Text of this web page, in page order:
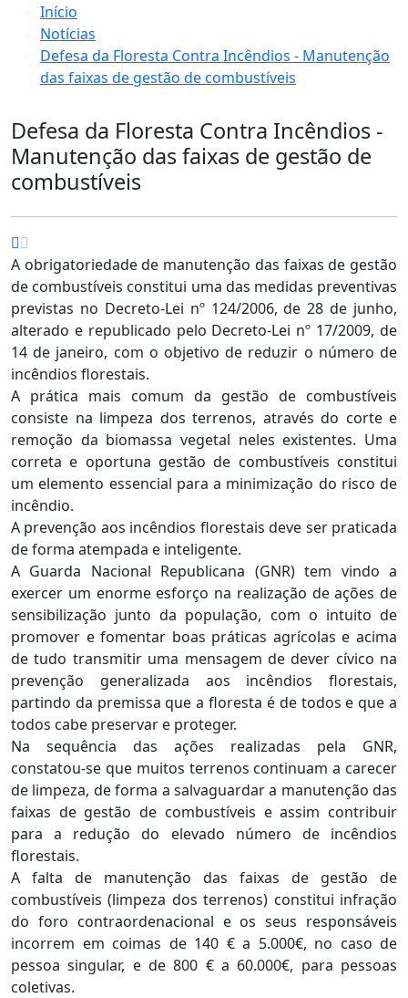
Início
Notícias
Defesa da Floresta Contra Incêndios - Manutenção
das faixas de gestão de combustíveis
Defesa da Floresta Contra Incêndios -
Manutenção das faixas de gestão de
combustíveis
A obrigatoriedade de manutenção das faixas de gestão
de combustíveis constitui uma das medidas preventivas
previstas no Decreto-Lei nº 124/2006, de 28 de junho,
alterado e republicado pelo Decreto-Lei nº 17/2009, de
14 de janeiro, com o objetivo de reduzir o número de
incêndios florestais.
A prática mais comum da gestão de combustíveis
consiste na limpeza dos terrenos, através do corte e
remoção da biomassa vegetal neles existentes. Uma
correta e oportuna gestão de combustíveis constitui
um elemento essencial para a minimização do risco de
incêndio.
A prevenção aos incêndios florestais deve ser praticada
de forma atempada e inteligente.
A Guarda Nacional Republicana (GNR) tem vindo a
exercer um enorme esforço na realização de ações de
sensibilização junto da população, com o intuito de
promover e fomentar boas práticas agrícolas e acima
de tudo transmitir uma mensagem de dever cívico na
prevenção generalizada aos incêndios florestais,
partindo da premissa que a floresta é de todos e que a
todos cabe preservar e proteger.
Na sequência das ações realizadas pela GNR,
constatou-se que muitos terrenos continuam a carecer
de limpeza, de forma a salvaguardar a manutenção das
faixas de gestão de combustíveis e assim contribuir
para a redução do elevado número de incêndios
florestais.
A falta de manutenção das faixas de gestão de
combustíveis (limpeza dos terrenos) constitui infração
do foro contraordenacional e os seus responsáveis
incorrem em coimas de 140 € a 5.000€, no caso de
pessoa singular, e de 800 € a 60.000€, para pessoas
coletivas.